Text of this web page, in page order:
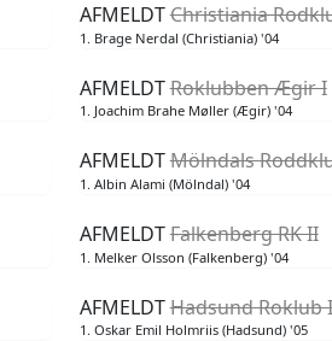
AFMELDTChristiania
1. Brage Nerdal (Christiania) '04
AFMELDTRoklubben Ægir I
1. Joachim Brahe Møller (Ægir) '04
AFMELDTMölndals
1. Albin Alami (Mölndal) '04
AFMELDTFalkenberg RK II
1. Melker Olsson (Falkenberg) '04
AFMELDTHadsund Roklub
1. Oskar Emil Holmriis (Hadsund) '05